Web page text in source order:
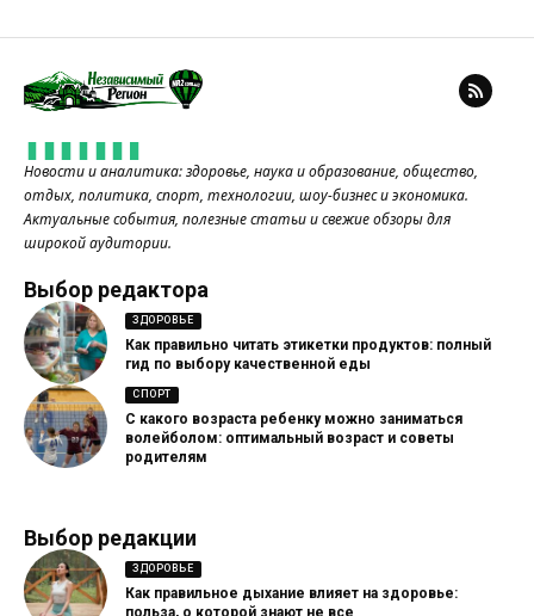
Новости и аналитика: здоровье, наука и образование, общество,
отдых, политика, спорт, технологии, шоу-бизнес и экономика.
Актуальные события, полезные статьи и свежие обзоры для
широкой аудитории.
Выбор редактора
ЗДОРОВЬЕ
Как правильно читать этикетки продуктов: полный
гид по выбору качественной еды
СПОРТ
С какого возраста ребенку можно заниматься
волейболом: оптимальный возраст и советы
родителям
Выбор редакции
ЗДОРОВЬЕ
Как правильное дыхание влияет на здоровье:
польза, о которой знают не все